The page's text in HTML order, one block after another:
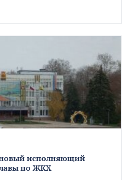
исполняющий
по ЖКХ